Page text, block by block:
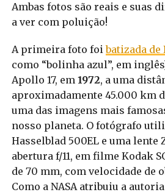
Ambas fotos são reais e suas
a ver com poluição!
A primeira foto foibatizada de
como “bolinha azul”, em
Apollo 17, em 1972, a uma
aproximadamente 45.000 km
uma das imagens mais
nosso planeta. O fotógrafo
Hasselblad 500EL e uma lente
abertura f/11, em filme Kodak
de 70 mm, com velocidade de
Como a NASA atribuiu a